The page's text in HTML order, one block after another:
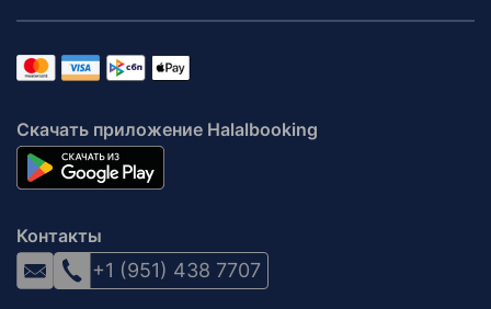
Скачать приложение Halalbooking
Контакты
+1 (951) 438 7707